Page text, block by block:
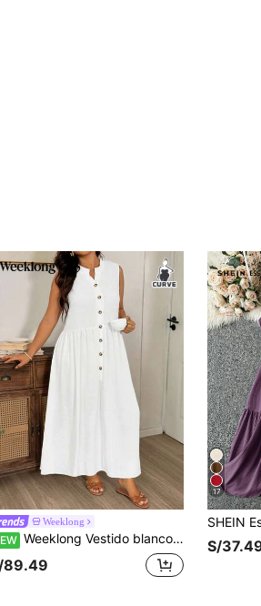
Weeklong
Weeklong Vestido blanco suelto sin mangas casual para ir al trabajo para mujeres de talla grande
89.49
17
S/